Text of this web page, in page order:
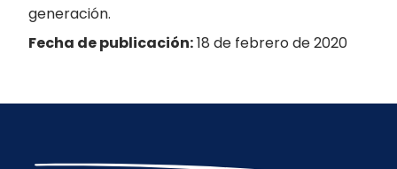
generación.
Fecha de publicación:18 de febrero de 2020